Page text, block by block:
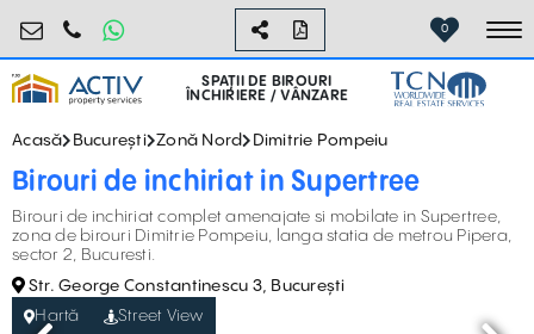
birouri@activpropertyservices.ro
0724.584.442 0
SPAȚII DE BIROURI
ÎNCHIRIERE / VÂNZARE
Acasă București Zonă Nord Dimitrie Pompeiu
Birouri de inchiriat in Supertree
Birouri de inchiriat complet amenajate si mobilate in Supertree,
zona de birouri Dimitrie Pompeiu, langa statia de metrou Pipera,
sector 2, Bucuresti.
Str. George Constantinescu 3, București
Hartă
Street View